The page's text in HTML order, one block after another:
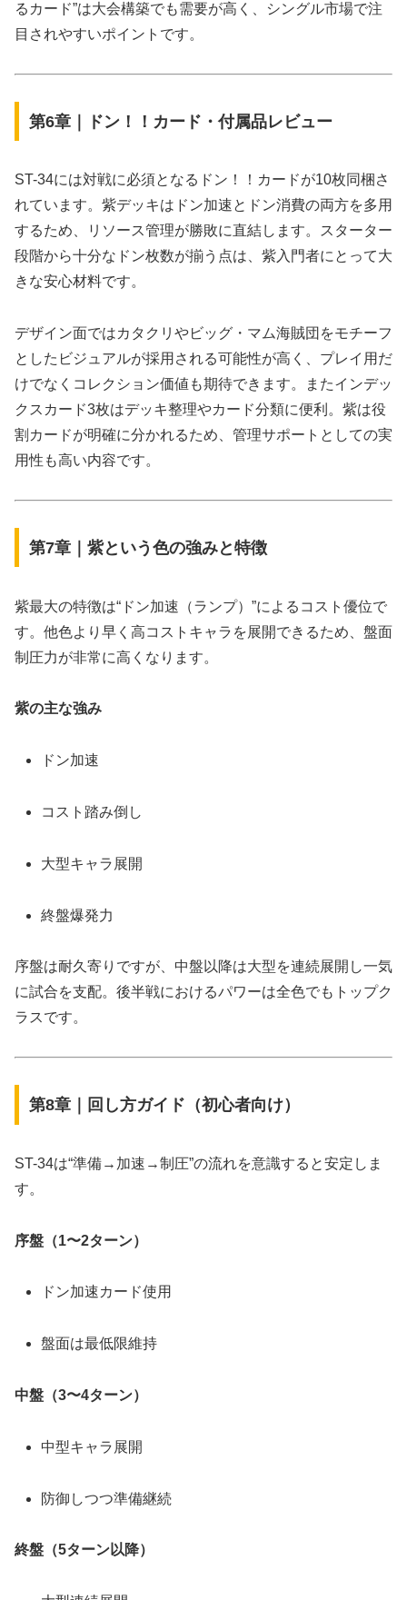
るカード”は大会構築でも需要が高く、シングル市場で注
目されやすいポイントです。
第6章｜ドン！！カード・付属品レビュー
ST-34には対戦に必須となるドン！！カードが10枚同梱さ
れています。紫デッキはドン加速とドン消費の両方を多用
するため、リソース管理が勝敗に直結します。スターター
段階から十分なドン枚数が揃う点は、紫入門者にとって大
きな安心材料です。
デザイン面ではカタクリやビッグ・マム海賊団をモチーフ
としたビジュアルが採用される可能性が高く、プレイ用だ
けでなくコレクション価値も期待できます。またインデッ
クスカード3枚はデッキ整理やカード分類に便利。紫は役
割カードが明確に分かれるため、管理サポートとしての実
用性も高い内容です。
第7章｜紫という色の強みと特徴
紫最大の特徴は“ドン加速（ランプ）”によるコスト優位で
す。他色より早く高コストキャラを展開できるため、盤面
制圧力が非常に高くなります。
紫の主な強み
ドン加速
コスト踏み倒し
大型キャラ展開
終盤爆発力
序盤は耐久寄りですが、中盤以降は大型を連続展開し一気
に試合を支配。後半戦におけるパワーは全色でもトップク
ラスです。
第8章｜回し方ガイド（初心者向け）
ST-34は“準備→加速→制圧”の流れを意識すると安定しま
す。
序盤（1〜2ターン）
ドン加速カード使用
盤面は最低限維持
中盤（3〜4ターン）
中型キャラ展開
防御しつつ準備継続
終盤（5ターン以降）